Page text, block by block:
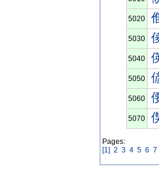
5020
5030
5040
5050
5060
5070
Pages:
[1] 2 3 4 5 6 7